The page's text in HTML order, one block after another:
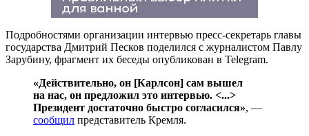
Подробностями организации интервью пресс-секретарь главы
государства Дмитрий Песков поделился с журналистом Павлу
Зарубину, фрагмент их беседы опубликован в Telegram.
«Действительно, он [Карлсон] сам вышел
на нас, он предложил это интервью. <...>
Президент достаточно быстро согласился», —
сообщил представитель Кремля.